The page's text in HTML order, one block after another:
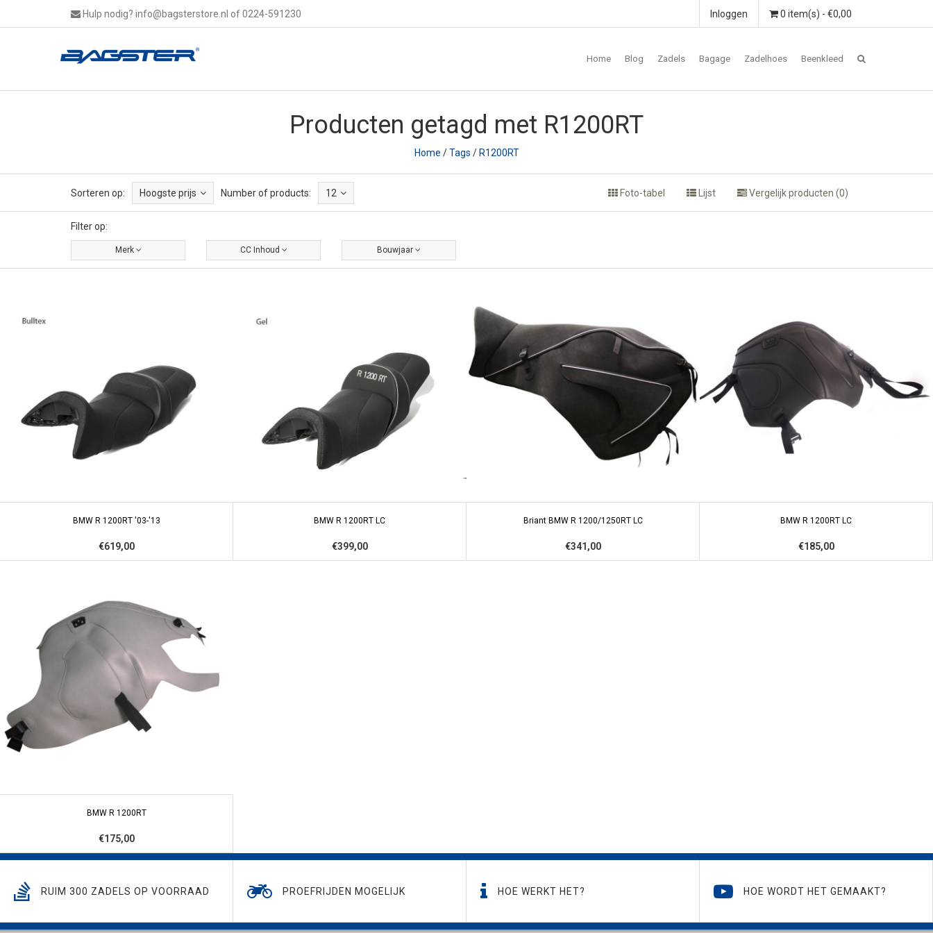
Hulp nodig? info@bagsterstore.nl of 0224-591230 0 item(s) - €0,00
Inloggen
Home Blog Zadels Bagage Zadelhoes Beenkleed
Producten getagd met R1200RT
Home /Tags /R1200RT
Sorteren op: Hoogste prijs Number of products: 12 Foto-tabel Lijst Vergelijk producten (0)
Filter op:
Merk CC Inhoud Bouwjaar
BMW R 1200RT '03-'13
€619,00
BMW R 1200RT LC
€399,00
Briant BMW R 1200/1250RT LC
€341,00
BMW R 1200RT LC
€185,00
BMW R 1200RT
€175,00
RUIM 300 ZADELS OP VOORRAAD PROEFRIJDEN MOGELIJK HOE WERKT HET? HOE WORDT HET GEMAAKT?